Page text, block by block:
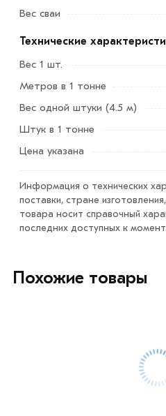
современного
системы многоступенчатого
Для приобретения данной
«Добавить в корзину»или
«Быстрый заказ»
. Также
контактам указанным на сайте.
108х300х4500 мм из
интернет-магазине МЕТАЛЛ-
Москве и области. Наши
Данний товар от
Вес сваи
Технические
Вес 1 шт.
Метров в 1 тонне
Вес одной штуки (4.5 м)
Штук в 1 тонне
Цена указана
Информация о технических
поставки, стране
товара носит справочный
последних доступных к
Похожие товары